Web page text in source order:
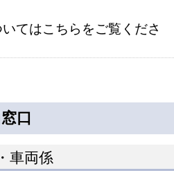
てはこちらをご覧くださ
口
車両係